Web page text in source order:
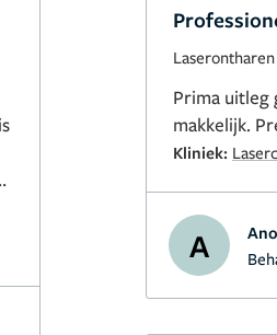
Laserontharen
Prima uitleg
makkelijk.
Kliniek:
A